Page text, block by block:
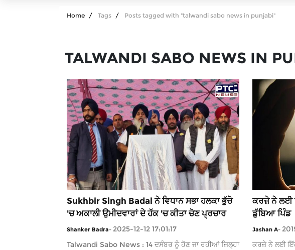
Home Tags Posts tagged with "talwandi sabo news in punjabi"
TALWANDI SABO NEWS IN
Sukhbir Singh Badal ਨੇ ਵਿਧਾਨ ਸਭਾ ਹਲਕਾ ਭੁੱਚੋ
'ਚ ਅਕਾਲੀ ਉਮੀਦਵਾਰਾਂ ਦੇ ਹੱਕ 'ਚ ਕੀਤਾ ਚੋਣ ਪ੍ਰਚਾਰ
Shanker Badra- 2025-12-12 17:01:17
Talwandi Sabo News : 14 ਦਸੰਬਰ ਨੂੰ ਹੋਣ ਜਾ ਰਹੀਆਂ ਜ਼ਿਲ੍ਹਾ
ਕਰਜ਼ੇ ਨੇ ਲਈ
ਡੁੱਬਿਆ ਪਿੰਡ
Jashan A-
ਕਰਜ਼ੇ ਨੇ ਲਈ